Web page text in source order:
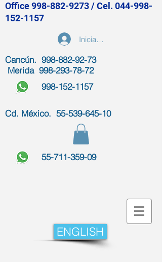
Office998-882-9273/ Cel. 044-998-
152-1157
Iniciar sesión
Cancún. 998-882-92-73
Merida 998-293-78-72
998-152-1157
Cd. México. 55-539-645-10
55-711-359-09
ENGLISH